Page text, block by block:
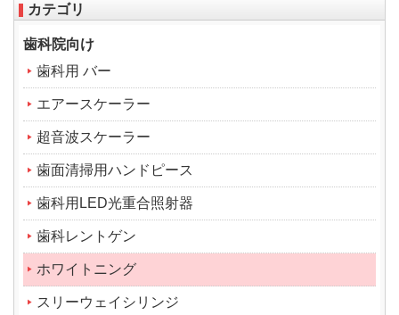
カテゴリ
歯科院向け
歯科用 バー
エアースケーラー
超音波スケーラー
歯面清掃用ハンドピース
歯科用LED光重合照射器
歯科レントゲン
ホワイトニング
スリーウェイシリンジ